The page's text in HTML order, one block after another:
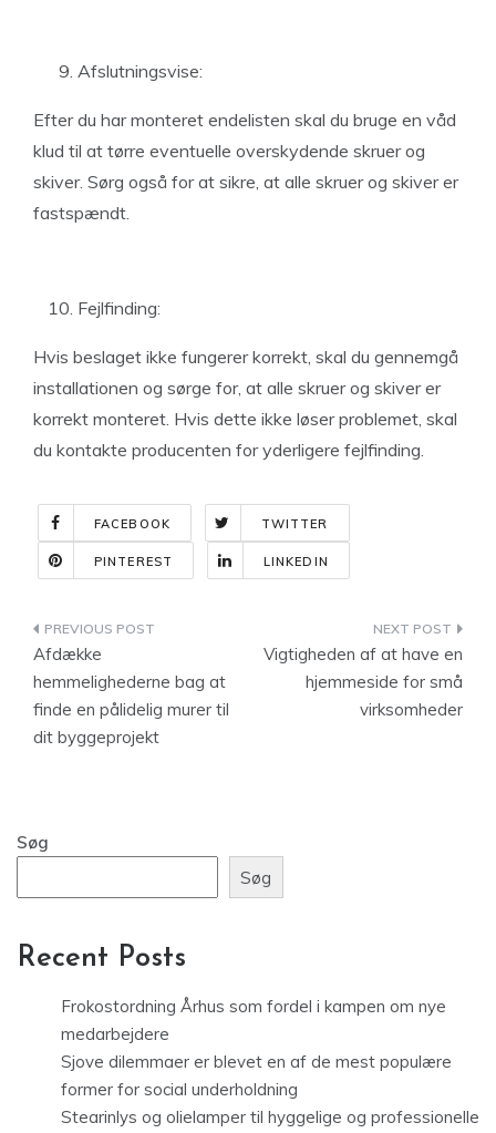
Afslutningsvise:
Efter du har monteret endelisten skal du bruge en våd
klud til at tørre eventuelle overskydende skruer og
skiver. Sørg også for at sikre, at alle skruer og skiver er
fastspændt.
Fejlfinding:
Hvis beslaget ikke fungerer korrekt, skal du gennemgå
installationen og sørge for, at alle skruer og skiver er
korrekt monteret. Hvis dette ikke løser problemet, skal
du kontakte producenten for yderligere fejlfinding.
FACEBOOK TWITTER
PINTEREST LINKEDIN
Indlægsnavigation
Afdække
hemmelighederne bag at
finde en pålidelig murer til
dit byggeprojekt
Vigtigheden af at have en
hjemmeside for små
virksomheder
Søg
Søg
Recent Posts
Frokostordning Århus som fordel i kampen om nye
medarbejdere
Sjove dilemmaer er blevet en af de mest populære
former for social underholdning
Stearinlys og olielamper til hyggelige og professionelle